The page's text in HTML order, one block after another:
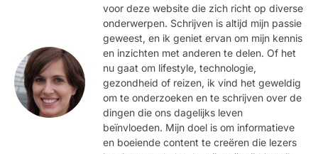
voor deze website die zich richt op diverse
onderwerpen. Schrijven is altijd mijn passie
geweest, en ik geniet ervan om mijn kennis
en inzichten met anderen te delen. Of het
nu gaat om lifestyle, technologie,
gezondheid of reizen, ik vind het geweldig
om te onderzoeken en te schrijven over de
dingen die ons dagelijks leven
beïnvloeden. Mijn doel is om informatieve
en boeiende content te creëren die lezers